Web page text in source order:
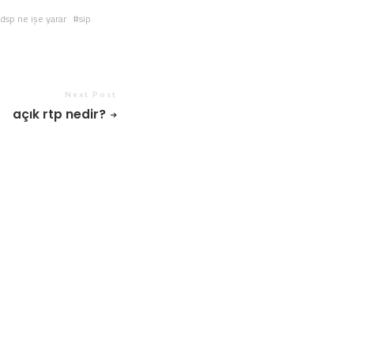
dsp ne işe yarar
sip
Next Post
açık rtp nedir?